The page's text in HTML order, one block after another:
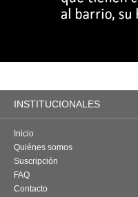
INSTITUCIONALES
Inicio
Quiénes somos
Suscripción
FAQ
Contacto